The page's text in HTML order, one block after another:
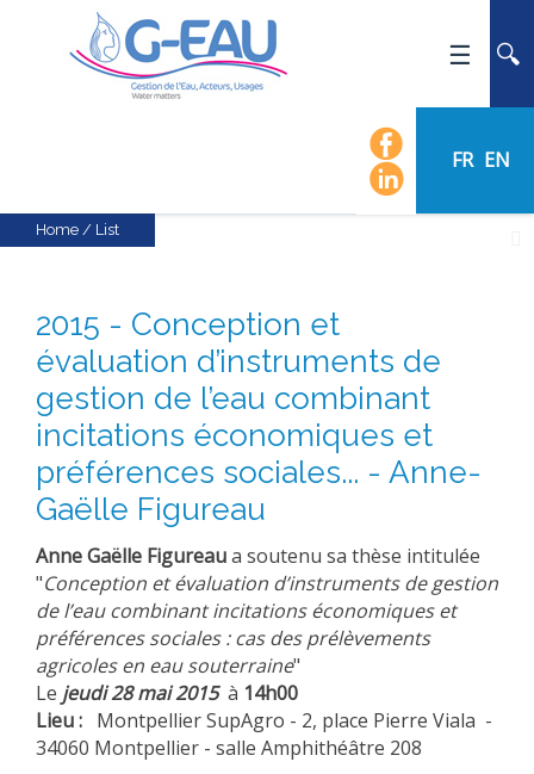
FR EN
NEWS
FLOW CHART
STAFF
TEAMS
RECRUITMENT
RESEARCH
EXPERIMENTAL PLATFORMS
GEOGRAPHIC LOCATIONS
CURRENT PROJECTS
COMPLETED PROJECTS
UMR NETWORKS
REGULAR SEMINARS
Home / List
2015 - Conception et
évaluation d’instruments de
gestion de l’eau combinant
incitations économiques et
préférences sociales... - Anne-
Gaëlle Figureau
Anne Gaëlle Figureaua soutenu sa thèse intitulée
"Conception et évaluation d’instruments de gestion
de l’eau combinant incitations économiques et
préférences sociales : cas des prélèvements
agricoles en eau souterraine"
Le jeudi 28 mai 2015 à 14h00
Lieu : Montpellier SupAgro - 2, place Pierre Viala -
34060 Montpellier - salle Amphithéâtre 208